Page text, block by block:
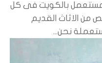
مستعمل بالكويت فى كل
من الاثاث القديم
نحن...